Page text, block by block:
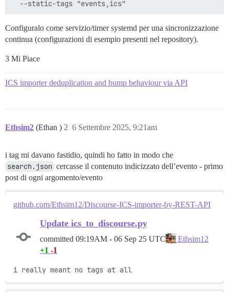
Configuralo come servizio/timer systemd per una sincronizzazione
continua (configurazioni di esempio presenti nel repository).
3 Mi Piace
ICS importer deduplication and bump behaviour via API
Ethsim2 (Ethan ) 6 Settembre 2025, 9:21am
2
i tag mi davano fastidio, quindi ho fatto in modo che
search.json cercasse il contenuto indicizzato dell’evento - primo
post di ogni argomento/evento
github.com/Ethsim12/Discourse-ICS-importer-by-REST-API
Update ics_to_discourse.py
committed 09:19AM - 06 Sep 25 UTC
Ethsim12
+1 -1
i really meant no tags at all